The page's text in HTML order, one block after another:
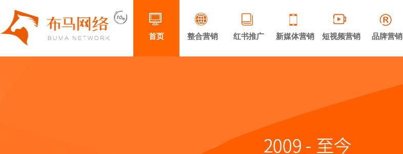
首页 整合营销 红书推广 新媒体营销 短视频营销 品牌营销